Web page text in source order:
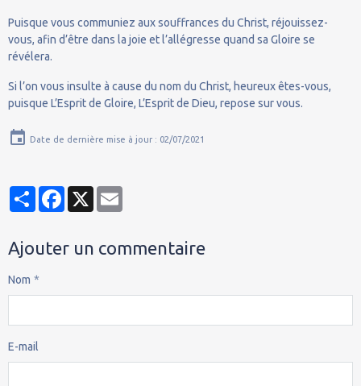
Puisque vous communiez aux souffrances du Christ, réjouissez-
vous, afin d’être dans la joie et l’allégresse quand sa Gloire se
révélera.
Si l’on vous insulte à cause du nom du Christ, heureux êtes-vous,
puisque L’Esprit de Gloire, L’Esprit de Dieu, repose sur vous.
Date de dernière mise à jour : 02/07/2021
PartagerFacebook
X
Ajouter un commentaire
Nom
E-mail